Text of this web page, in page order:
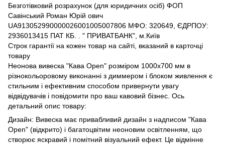
Безготівковий розрахунок (для юридичних осіб) ФОП
Савінський Роман Юрій ович
UA913052990000026001005007806 МФО: 320649, ЄДРПОУ:
2936013415 ПАТ КБ. . " ПРИВАТБАНК", м.Київ
Строк гарантії на кожен товар на сайті, вказаний в карточці
товару
Неонова вивеска "Кава Open" розміром 1000х700 мм в
різнокольоровому виконанні з диммером і блоком живлення є
стильним і ефективним способом привернути увагу
відвідувачів і повідомити про ваш кавовий бізнес. Ось
детальний опис товару:
Дизайн: Вивеска має привабливий дизайн з надписом "Кава
Open" (відкрито) і багатоцвітим неоновим освітленням, що
створює яскравий і помітний візуальний ефект. Це відмінне